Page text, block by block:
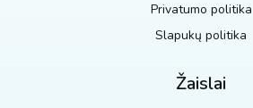
Privatumo politika
Slapukų politika
Žaislai